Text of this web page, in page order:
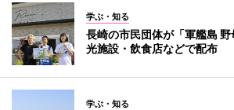
学ぶ・知る
長崎の市民団体が「軍艦島
光施設・飲食店などで配布
学ぶ・知る